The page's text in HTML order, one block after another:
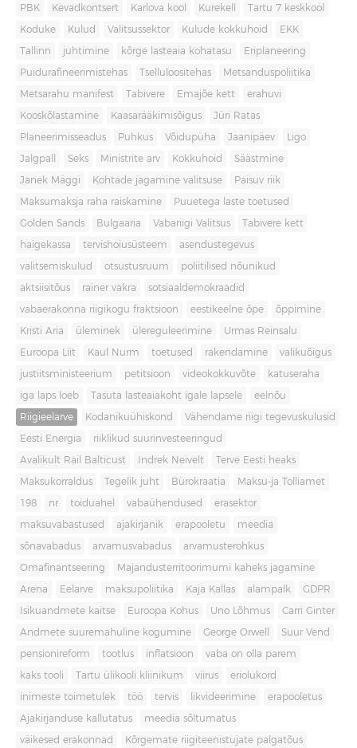
PBK Kevadkontsert Karlova kool Kurekell Tartu 7 keskkool
Koduke Kulud Valitsussektor Kulude kokkuhoid EKK
Tallinn juhtimine kõrge lasteaia kohatasu Eriplaneering
Puidurafineerimistehas Tselluloositehas Metsanduspoliitika
Metsarahu manifest Tabivere Emajõe kett erahuvi
Kooskõlastamine Kaasarääkimisõigus Jüri Ratas
Planeerimisseadus Puhkus Võidupüha Jaanipäev Ligo
Jalgpall Seks Ministrite arv Kokkuhoid Säästmine
Janek Mäggi Kohtade jagamine valitsuse Paisuv riik
Maksumaksja raha raiskamine Puuetega laste toetused
Golden Sands Bulgaaria Vabariigi Valitsus Tabivere kett
haigekassa tervishoiusüsteem asendustegevus
valitsemiskulud otsustusruum poliitilised nõunikud
aktsiisitõus rainer vakra sotsiaaldemokraadid
vabaerakonna riigikogu fraktsioon eestikeelne õpe õppimine
Kristi Aria üleminek ülereguleerimine Urmas Reinsalu
Euroopa Liit Kaul Nurm toetused rakendamine valikuõigus
justiitsministeerium petitsioon videokokkuvõte katuseraha
iga laps loeb Tasuta lasteaiakoht igale lapsele eelnõu
Riigieelarve Kodanikuühiskond Vähendame riigi tegevuskulusid
Eesti Energia riiklikud suurinvesteeringud
Avalikult Rail Balticust Indrek Neivelt Terve Eesti heaks
Maksukorraldus Tegelik juht Bürokraatia Maksu-ja Tolliamet
198 nr toiduahel vabaühendused erasektor
maksuvabastused ajakirjanik erapooletu meedia
sõnavabadus arvamusvabadus arvamusterohkus
Omafinantseering Majandusterritoorimumi kaheks jagamine
Arena Eelarve maksupoliitika Kaja Kallas alampalk GDPR
Isikuandmete kaitse Euroopa Kohus Uno Lõhmus Carri Ginter
Andmete suuremahuline kogumine George Orwell Suur Vend
pensionireform tootlus inflatsioon vaba on olla parem
kaks tooli Tartu ülikooli kliinikum viirus eriolukord
inimeste toimetulek töö tervis likvideerimine erapooletus
Ajakirjanduse kallutatus meedia sõltumatus
väikesed erakonnad Kõrgemate riigiteenistujate palgatõus